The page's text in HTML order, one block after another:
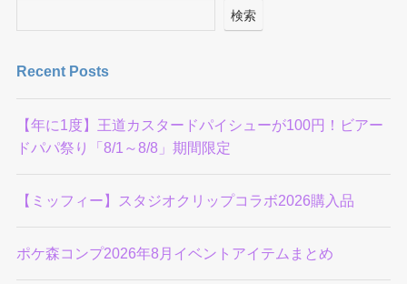
検索
Recent Posts
【年に1度】王道カスタードパイシューが100円！ビアー
ドパパ祭り「8/1～8/8」期間限定
【ミッフィー】スタジオクリップコラボ2026購入品
ポケ森コンプ2026年8月イベントアイテムまとめ